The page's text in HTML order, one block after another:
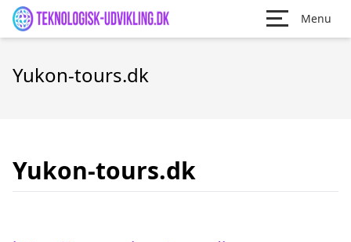
Menu
Yukon-tours.dk
Yukon-tours.dk